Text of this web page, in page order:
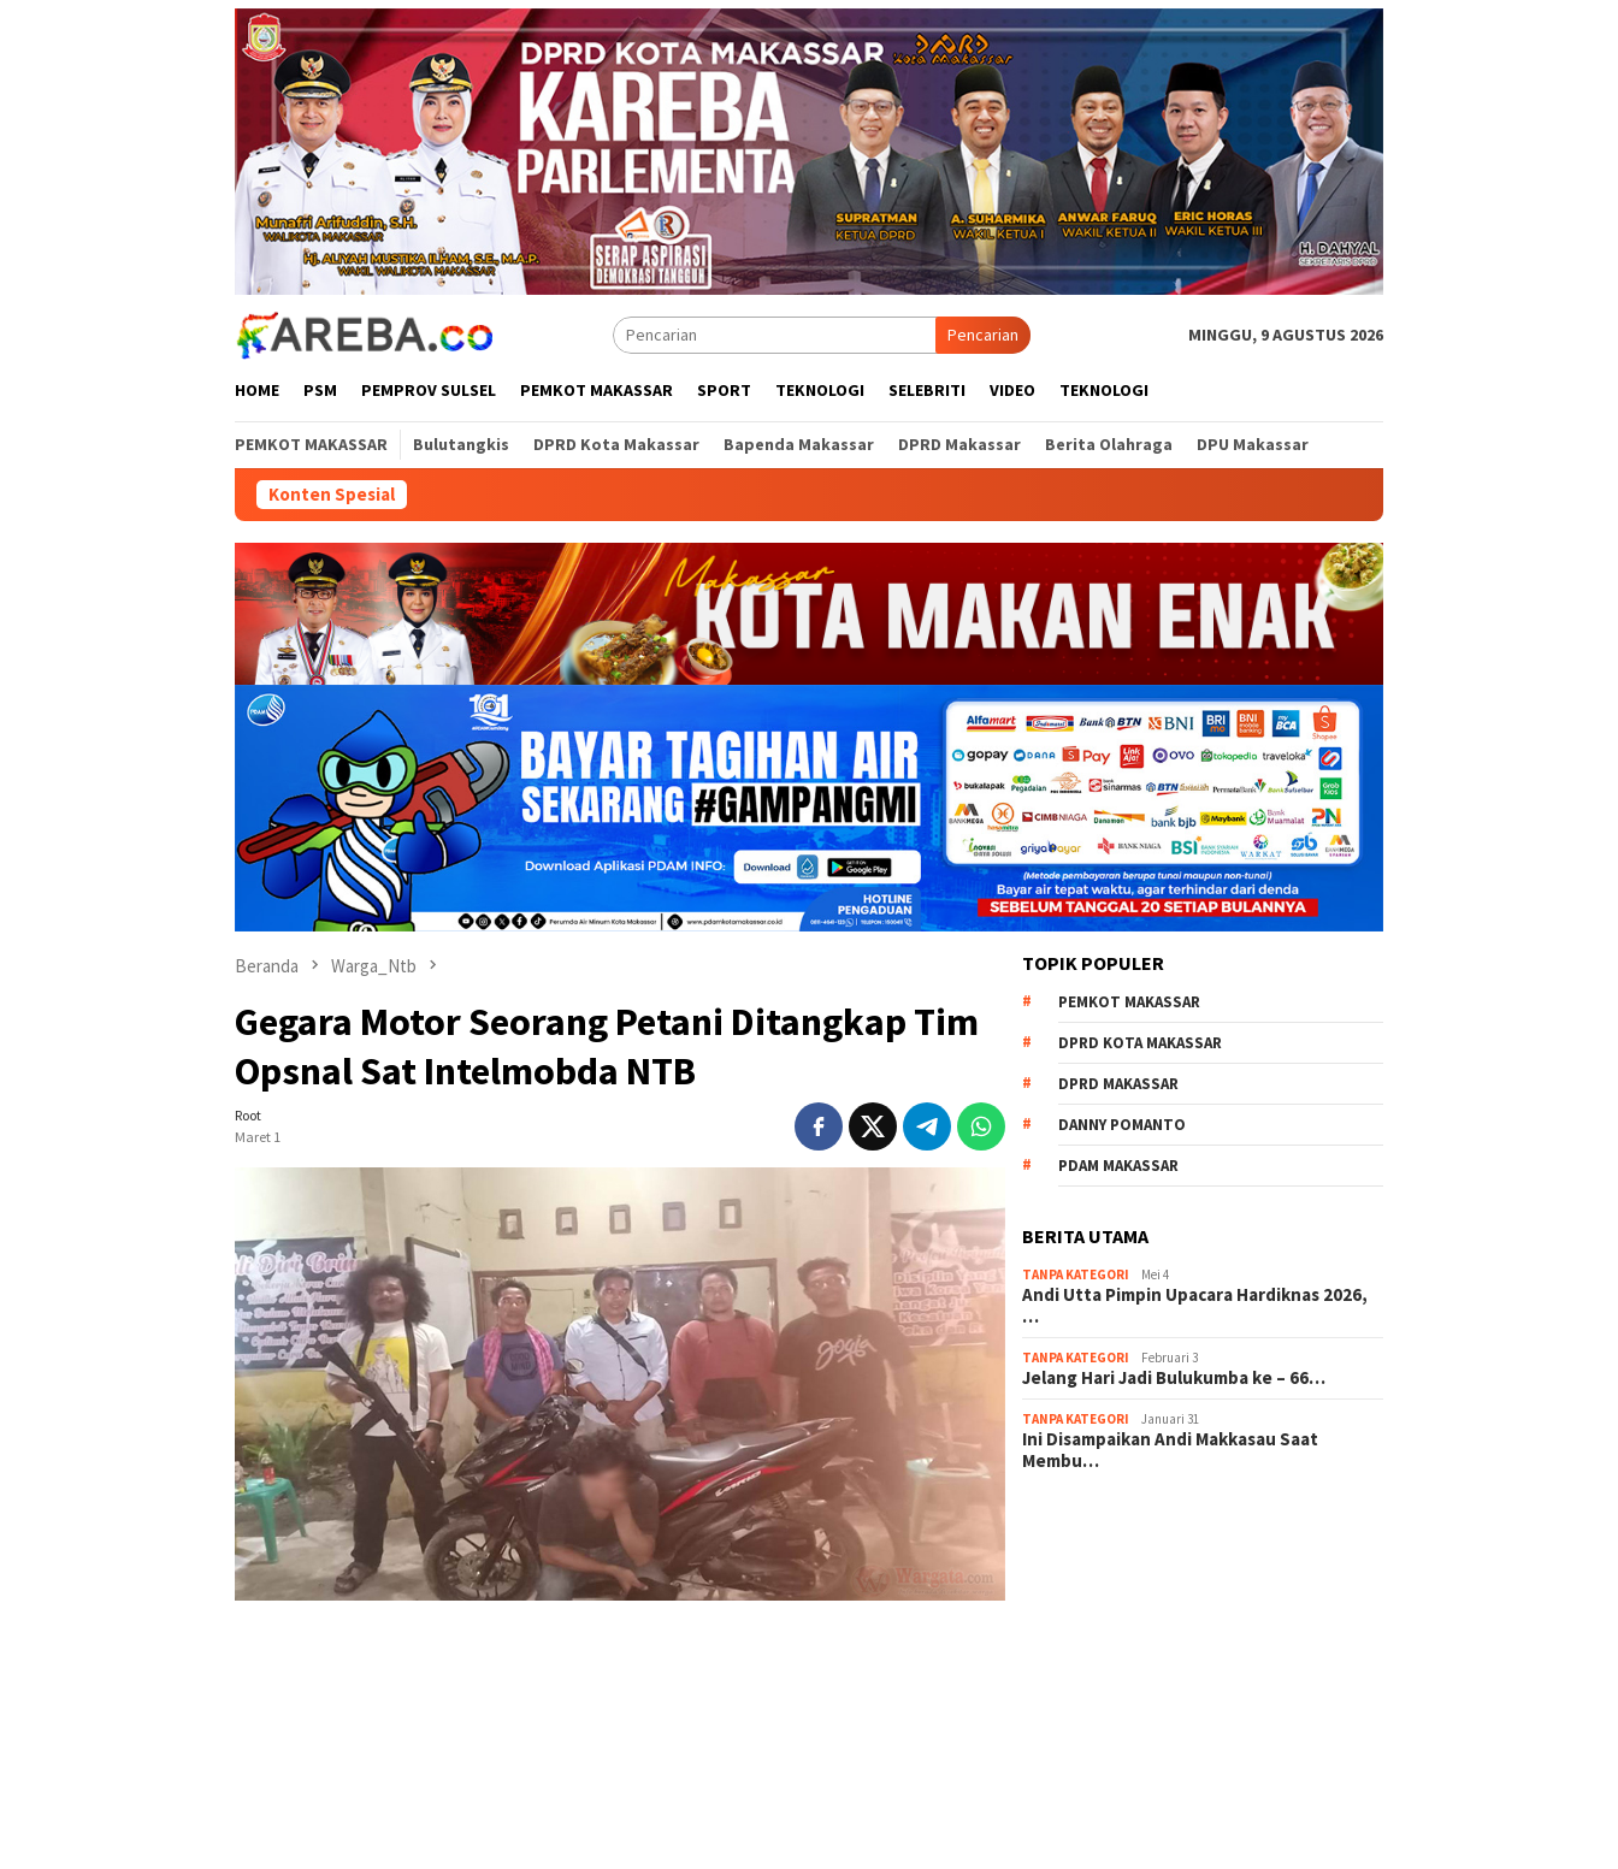
Pencarian MINGGU, 9 AGUSTUS 2026
HOME PSM PEMPROV SULSEL PEMKOT MAKASSAR SPORT TEKNOLOGI SELEBRITI VIDEO TEKNOLOGI
PEMKOT MAKASSAR Bulutangkis DPRD Kota Makassar Bapenda Makassar DPRD Makassar Berita Olahraga DPU Makassar
Konten Spesial
Beranda Warga_Ntb
Gegara Motor Seorang Petani Ditangkap Tim
Opsnal Sat Intelmobda NTB
Root
Maret 1
TOPIK POPULER
PEMKOT MAKASSAR
DPRD KOTA MAKASSAR
DPRD MAKASSAR
DANNY POMANTO
PDAM MAKASSAR
BERITA UTAMA
TANPA KATEGORI Mei 4
Andi Utta Pimpin Upacara Hardiknas 2026,
…
TANPA KATEGORI Februari 3
Jelang Hari Jadi Bulukumba ke – 66…
TANPA KATEGORI Januari 31
Ini Disampaikan Andi Makkasau Saat
Membu…